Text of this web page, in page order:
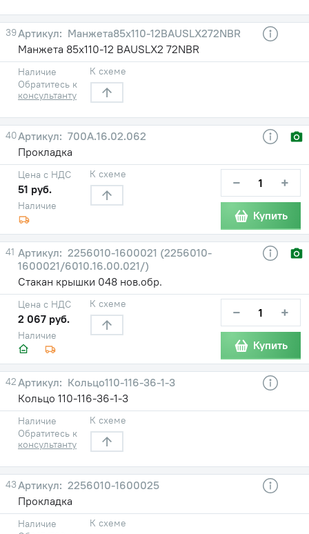
39
Манжета85х110-12BAUSLX272NBR
Манжета 85х110-12 BAUSLX2 72NBR
Наличие
Обратитесь к
консультанту
К схеме
40
700А.16.02.062
Прокладка
Наличие
Цена с НДС
51 руб.
К схеме − +
Купить
41
2256010-1600021 (2256010-
1600021/6010.16.00.021/)
Стакан крышки 048 нов.обр.
Наличие
Цена с НДС
2 067 руб.
К схеме − +
Купить
42
Кольцо110-116-36-1-3
Кольцо 110-116-36-1-3
Наличие
Обратитесь к
консультанту
К схеме
43
2256010-1600025
Прокладка
Наличие
К схеме